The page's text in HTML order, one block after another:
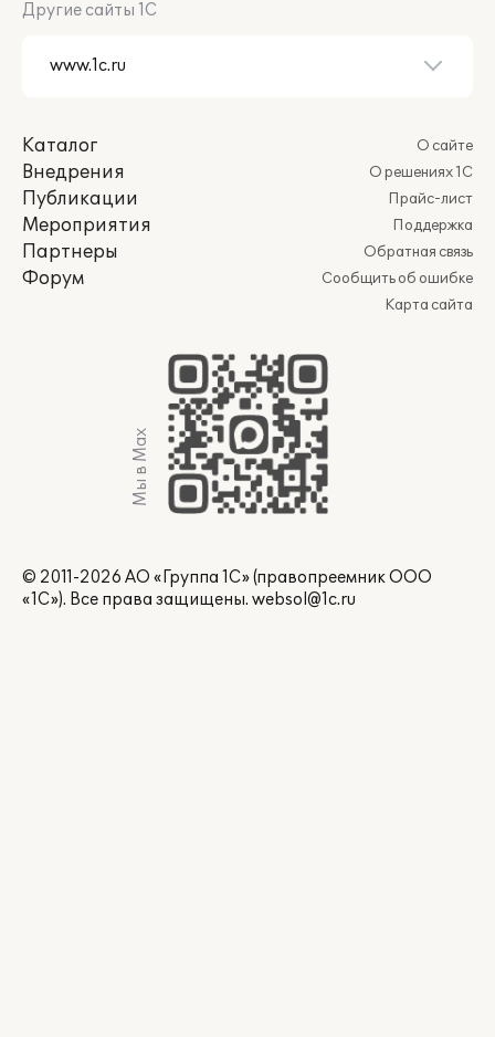
Другие сайты 1С
Каталог
Внедрения
Публикации
Мероприятия
Партнеры
Форум
О сайте
О решениях 1С
Прайс-лист
Поддержка
Обратная связь
Сообщить об ошибке
Карта сайта
Мы в Max
© 2011-2026 АО «Группа 1С» (правопреемник ООО
«1С»). Все права защищены. websol@1c.ru